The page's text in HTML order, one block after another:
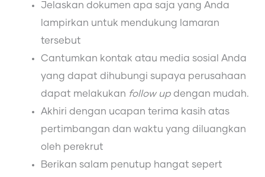
Jelaskan dokumen apa saja yang Anda
lampirkan untuk mendukung lamaran
tersebut
Cantumkan kontak atau media sosial Anda
yang dapat dihubungi supaya perusahaan
dapat melakukan follow updengan mudah.
Akhiri dengan ucapan terima kasih atas
pertimbangan dan waktu yang diluangkan
oleh perekrut
Berikan salam penutup hangat sepert